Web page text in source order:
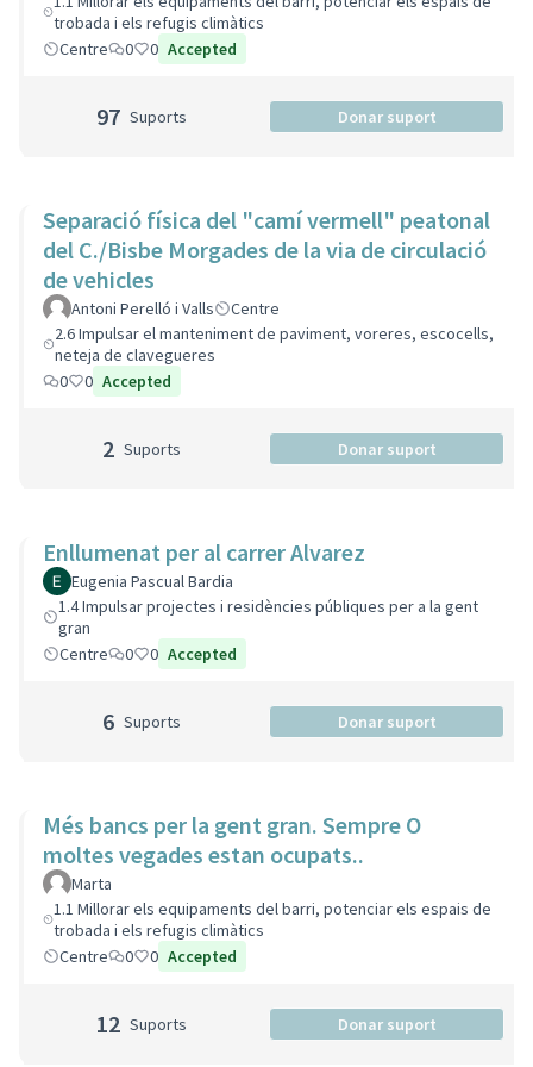
trobada i els refugis climàtics
Centre
0 0 Accepted
97 Suports Donar suport
Separació física del "camí vermell" peatonal
del C./Bisbe Morgades de la via de circulació
de vehicles
Antoni Perelló i Valls
Centre
2.6 Impulsar el manteniment de paviment, voreres, escocells,
neteja de clavegueres
0
0 Accepted
2 Suports Donar suport
Enllumenat per al carrer Alvarez
Eugenia Pascual Bardia
1.4 Impulsar projectes i residències públiques per a la gent
gran
Centre
0 0 Accepted
6 Suports Donar suport
Més bancs per la gent gran. Sempre O
moltes vegades estan ocupats..
Marta
1.1 Millorar els equipaments del barri, potenciar els espais de
trobada i els refugis climàtics
Centre
0 0 Accepted
12 Suports Donar suport